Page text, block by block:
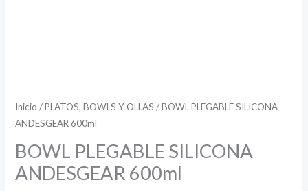
Inicio /PLATOS, BOWLS Y OLLAS / BOWL PLEGABLE SILICONA
ANDESGEAR 600ml
BOWL PLEGABLE SILICONA
ANDESGEAR 600ml